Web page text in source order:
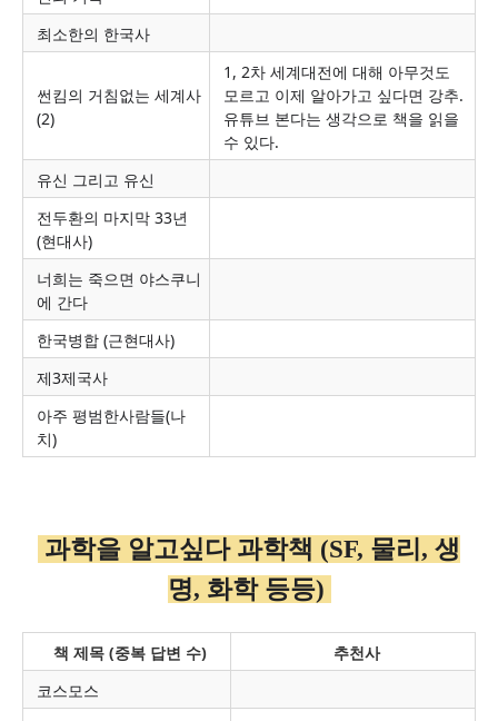
최소한의 한국사
썬킴의 거침없는 세계사
(2)
1, 2차 세계대전에 대해 아무것도
모르고 이제 알아가고 싶다면 강추.
유튜브 본다는 생각으로 책을 읽을
수 있다.
유신 그리고 유신
전두환의 마지막 33년
(현대사)
너희는 죽으면 야스쿠니
에 간다
한국병합 (근현대사)
제3제국사
아주 평범한사람들(나
치)
과학을 알고싶다 과학책 (SF, 물리, 생
명, 화학 등등)
책 제목 (중복 답변 수)
추천사
코스모스